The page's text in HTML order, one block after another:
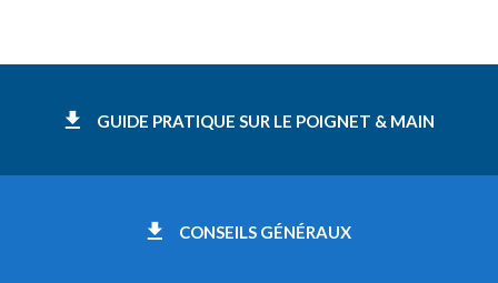
GUIDE PRATIQUE SUR LE POIGNET & MAIN
CONSEILS GÉNÉRAUX